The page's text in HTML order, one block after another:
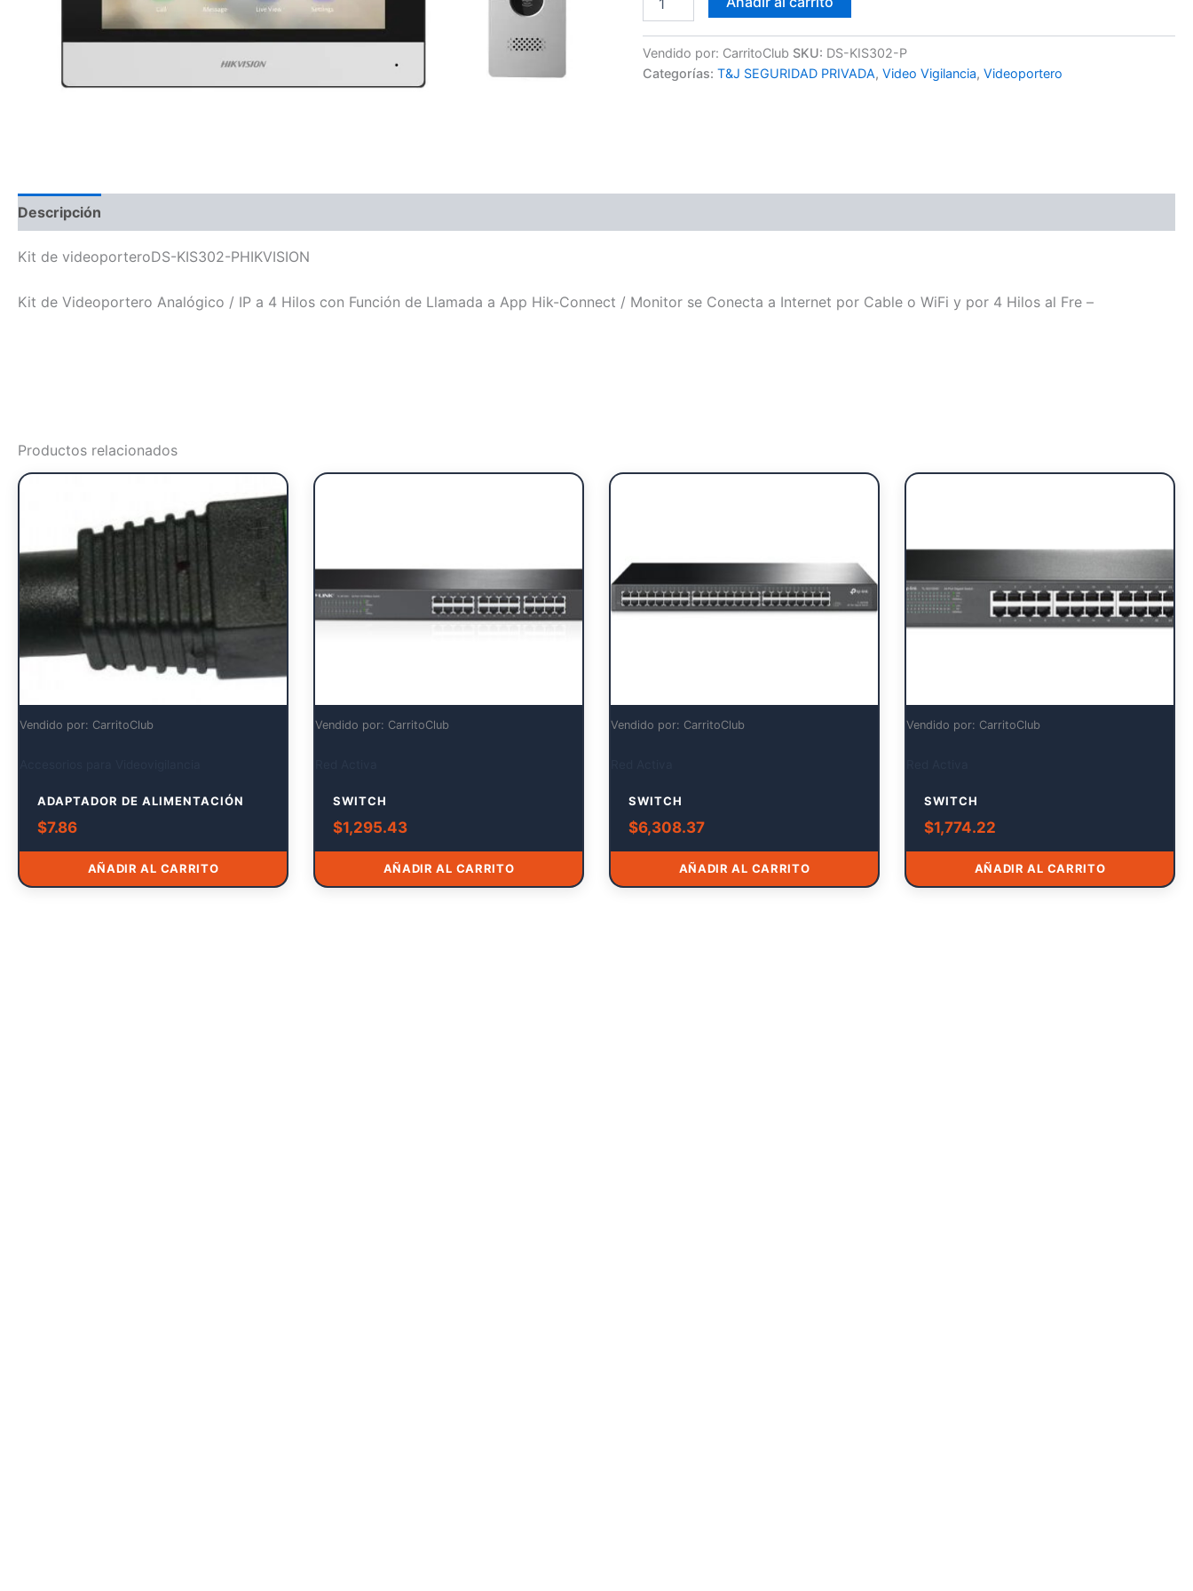
Vendido por: CarritoClub SKU: DS-KIS302-P
Categorías:T&J SEGURIDAD PRIVADA,Video Vigilancia,Videoportero
Descripción
Kit de videoporteroDS-KIS302-PHIKVISION
Kit de Videoportero Analógico / IP a 4 Hilos con Función de Llamada a App Hik-Connect / Monitor se Conecta a Internet por Cable o WiFi y por 4 Hilos al Fre –
Productos relacionados
Vendido por: CarritoClub
ADAPTADOR DE ALIMENTACIÓN
$7.86
AÑADIR AL CARRITO
Vendido por: CarritoClub
SWITCH
$1,295.43
AÑADIR AL CARRITO
Vendido por: CarritoClub
SWITCH
$6,308.37
AÑADIR AL CARRITO
Vendido por: CarritoClub
SWITCH
$1,774.22
AÑADIR AL CARRITO